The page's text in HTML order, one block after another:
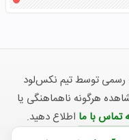
توسط تیم نکس‌لود
هرگونه ناهماهنگی یا
با ما اطلاع دهید.